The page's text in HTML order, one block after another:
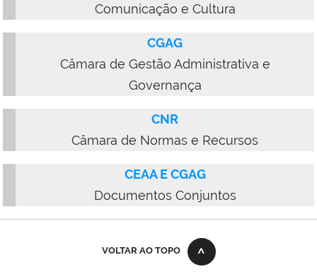
Comunicação e Cultura
CGAG
Câmara de Gestão Administrativa e
Governança
CNR
Câmara de Normas e Recursos
CEAA E CGAG
Documentos Conjuntos
VOLTAR AO TOPO